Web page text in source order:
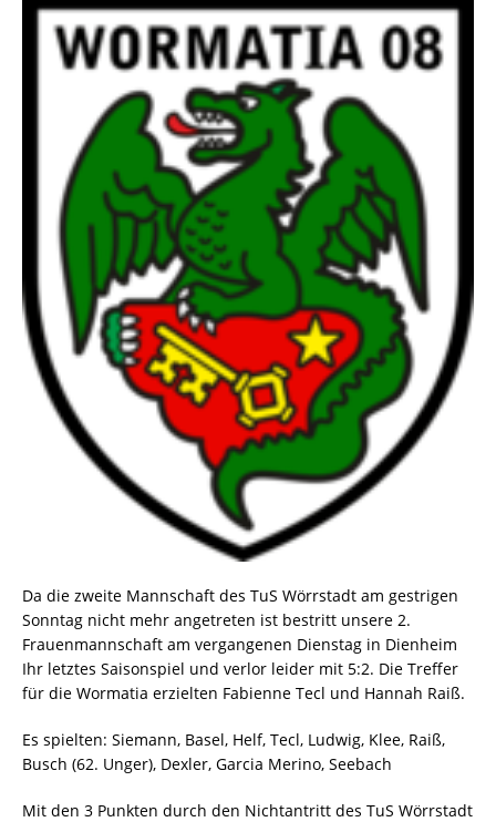
Da die zweite Mannschaft des TuS Wörrstadt am gestrigen
Sonntag nicht mehr angetreten ist bestritt unsere 2.
Frauenmannschaft am vergangenen Dienstag in Dienheim
Ihr letztes Saisonspiel und verlor leider mit 5:2. Die Treffer
für die Wormatia erzielten Fabienne Tecl und Hannah Raiß.
Es spielten: Siemann, Basel, Helf, Tecl, Ludwig, Klee, Raiß,
Busch (62. Unger), Dexler, Garcia Merino, Seebach
Mit den 3 Punkten durch den Nichtantritt des TuS Wörrstadt